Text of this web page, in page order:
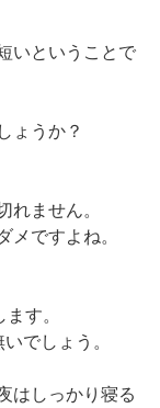
いということで
ょうか？
れません。
メですよね。
す。
でしょう。
はしっかり寝る